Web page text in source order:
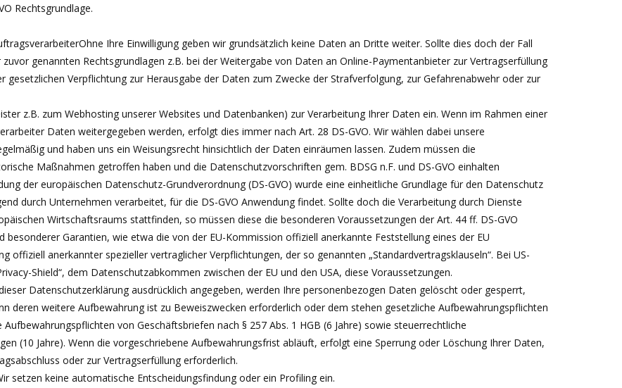
Rechtsgrundlage.
Ihre Einwilligung geben wir grundsätzlich keine Daten an Dritte weiter. Sollte dies doch der Fall
genannten Rechtsgrundlagen z.B. bei der Weitergabe von Daten an Online-Paymentanbieter zur Vertragserfüllung
Verpflichtung zur Herausgabe der Daten zum Zwecke der Strafverfolgung, zur Gefahrenabwehr oder zur
z.B. zum Webhosting unserer Websites und Datenbanken) zur Verarbeitung Ihrer Daten ein. Wenn im Rahmen einer
Daten weitergegeben werden, erfolgt dies immer nach Art. 28 DS-GVO. Wir wählen dabei unsere
und haben uns ein Weisungsrecht hinsichtlich der Daten einräumen lassen. Zudem müssen die
Maßnahmen getroffen haben und die Datenschutzvorschriften gem. BDSG n.F. und DS-GVO einhalten
der europäischen Datenschutz-Grundverordnung (DS-GVO) wurde eine einheitliche Grundlage für den Datenschutz
durch Unternehmen verarbeitet, für die DS-GVO Anwendung findet. Sollte doch die Verarbeitung durch Dienste
Wirtschaftsraums stattfinden, so müssen diese die besonderen Voraussetzungen der Art. 44 ff. DS-GVO
Garantien, wie etwa die von der EU-Kommission offiziell anerkannte Feststellung eines der EU
offiziell anerkannter spezieller vertraglicher Verpflichtungen, der so genannten „Standardvertragsklauseln“. Bei US-
Shield“, dem Datenschutzabkommen zwischen der EU und den USA, diese Voraussetzungen.
Datenschutzerklärung ausdrücklich angegeben, werden Ihre personenbezogen Daten gelöscht oder gesperrt,
deren weitere Aufbewahrung ist zu Beweiszwecken erforderlich oder dem stehen gesetzliche Aufbewahrungspflichten
von Geschäftsbriefen nach § 257 Abs. 1 HGB (6 Jahre) sowie steuerrechtliche
(10 Jahre). Wenn die vorgeschriebene Aufbewahrungsfrist abläuft, erfolgt eine Sperrung oder Löschung Ihrer Daten,
oder zur Vertragserfüllung erforderlich.
setzen keine automatische Entscheidungsfindung oder ein Profiling ein.